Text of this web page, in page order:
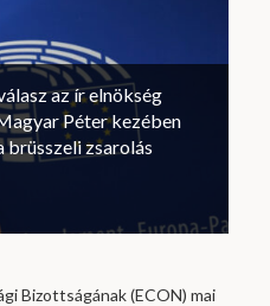
az ír elnökség
Péter kezében
brüsszeli zsarolás
Bizottságának (ECON) mai